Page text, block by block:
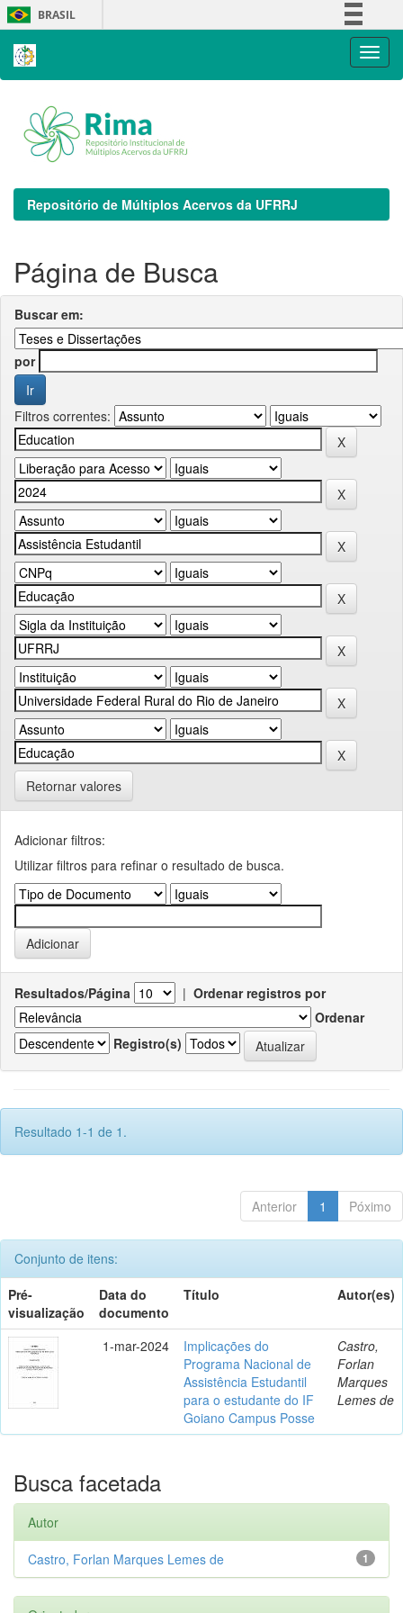
Skip
navigation
BRASIL
Repositório de Múltiplos Acervos da UFRRJ
Página de Busca
Buscar em:
por
Filtros correntes:
Retornar valores
Adicionar filtros:
Utilizar filtros para refinar o resultado de busca.
Resultados/Página | Ordenar registros por
Ordenar
Registro(s)
Resultado 1-1 de 1.
Anterior 1 Póximo
Conjunto de itens:
Pré-
visualização
Data do
documento
Título Autor(es)
1-mar-2024
Implicações do
Programa Nacional de
Assistência Estudantil
para o estudante do IF
Goiano Campus Posse
Castro,
Forlan
Marques
Lemes de
Busca facetada
Autor
1
Castro, Forlan Marques Lemes de